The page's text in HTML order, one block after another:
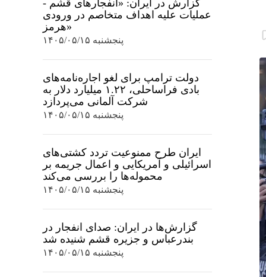
گزارش در ایران: «انفجارهای قشم -
عملیات علیه اهداف متخاصم در ورودی
هرمز»
پنجشنبه ۱۴۰۵/۰۵/۱۵
دولت ترامپ برای لغو اجاره‌نامه‌های
بادی فراساحلی، ۱.۲۲ میلیارد دلار به
شرکت آلمانی می‌پردازد
پنجشنبه ۱۴۰۵/۰۵/۱۵
ایران طرح ممنوعیت تردد کشتی‌های
اسرائیلی و آمریکایی و اعمال جریمه بر
محموله‌ها را بررسی می‌کند
پنجشنبه ۱۴۰۵/۰۵/۱۵
گزارش‌ها در ایران: صدای انفجار در
بندرعباس و جزیره قشم شنیده شد
پنجشنبه ۱۴۰۵/۰۵/۱۵